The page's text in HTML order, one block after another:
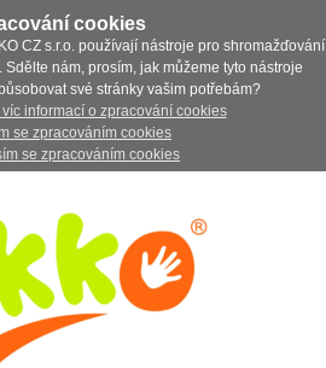
cookies
CZ s.r.o. používají nástroje pro shromažďování
nám, prosím, jak můžeme tyto nástroje
své stránky vašim potřebám?
informací o zpracování cookies
se zpracováním cookies
se zpracováním cookies